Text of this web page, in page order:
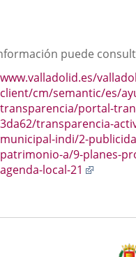
puede
www.valladolid.es/
client/cm/semantic/es/
transparencia/portal-
3da62/transparencia-
municipal-indi/2-
patrimonio-a/9-planes-
agenda-local-21